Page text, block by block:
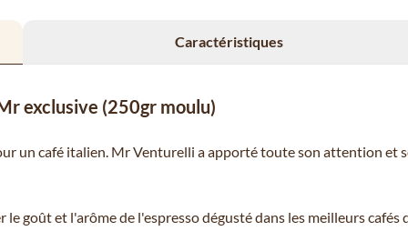
Caractéristiques
exclusive (250gr moulu)
un café italien. Mr Venturelli a apporté toute son attention et
goût et l'arôme de l'espresso dégusté dans les meilleurs cafés